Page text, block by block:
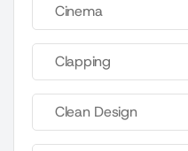
Cinema
Clapping
Clean Design